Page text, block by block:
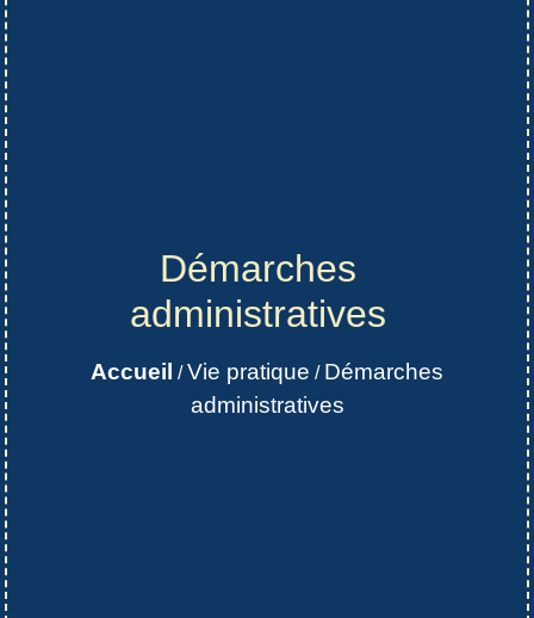
Démarches
administratives
Accueil /Vie pratique / Démarches
administratives